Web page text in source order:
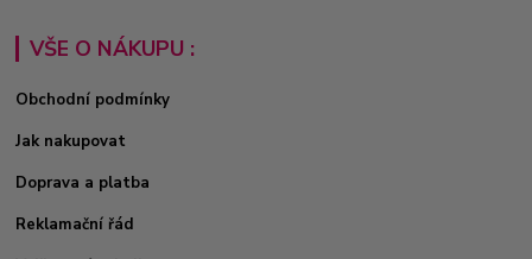
VŠE O NÁKUPU :
Obchodní podmínky
Jak nakupovat
Doprava a platba
Reklamační řád